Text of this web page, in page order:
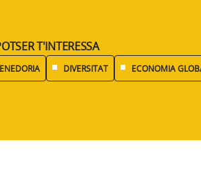
T'INTERESSA
DIVERSITAT ECONOMIA